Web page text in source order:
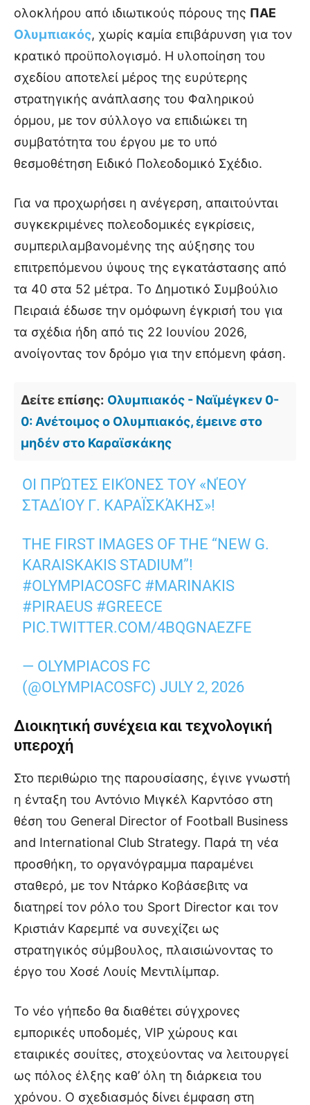
ολοκλήρου από ιδιωτικούς πόρους της ΠΑΕ
Ολυμπιακός, χωρίς καμία επιβάρυνση για τον
κρατικό προϋπολογισμό. Η υλοποίηση του
σχεδίου αποτελεί μέρος της ευρύτερης
στρατηγικής ανάπλασης του Φαληρικού
όρμου, με τον σύλλογο να επιδιώκει τη
συμβατότητα του έργου με το υπό
θεσμοθέτηση Ειδικό Πολεοδομικό Σχέδιο.
Για να προχωρήσει η ανέγερση, απαιτούνται
συγκεκριμένες πολεοδομικές εγκρίσεις,
συμπεριλαμβανομένης της αύξησης του
επιτρεπόμενου ύψους της εγκατάστασης από
τα 40 στα 52 μέτρα. Το Δημοτικό Συμβούλιο
Πειραιά έδωσε την ομόφωνη έγκρισή του για
τα σχέδια ήδη από τις 22 Ιουνίου 2026,
ανοίγοντας τον δρόμο για την επόμενη φάση.
Δείτε επίσης: Ολυμπιακός - Ναϊμέγκεν 0-
0: Ανέτοιμος ο Ολυμπιακός, έμεινε στο
μηδέν στο Καραϊσκάκης
ΟΙ ΠΡΏΤΕΣ ΕΙΚΌΝΕΣ ΤΟΥ «ΝΈΟΥ
ΣΤΑΔΊΟΥ Γ. ΚΑΡΑΪΣΚΆΚΗΣ»!
THE FIRST IMAGES OF THE “NEW G.
KARAISKAKIS STADIUM”!
#OLYMPIACOSFC #MARINAKIS
#PIRAEUS #GREECE
PIC.TWITTER.COM/4BQGNAEZFE
— OLYMPIACOS FC
(@OLYMPIACOSFC)JULY 2, 2026
Διοικητική συνέχεια και τεχνολογική
υπεροχή
Στο περιθώριο της παρουσίασης, έγινε γνωστή
η ένταξη του Αντόνιο Μιγκέλ Καρντόσο στη
θέση του General Director of Football Business
and International Club Strategy. Παρά τη νέα
προσθήκη, το οργανόγραμμα παραμένει
σταθερό, με τον Ντάρκο Κοβάσεβιτς να
διατηρεί τον ρόλο του Sport Director και τον
Κριστιάν Καρεμπέ να συνεχίζει ως
στρατηγικός σύμβουλος, πλαισιώνοντας το
έργο του Χοσέ Λουίς Μεντιλίμπαρ.
Το νέο γήπεδο θα διαθέτει σύγχρονες
εμπορικές υποδομές, VIP χώρους και
εταιρικές σουίτες, στοχεύοντας να λειτουργεί
ως πόλος έλξης καθ’ όλη τη διάρκεια του
χρόνου. Ο σχεδιασμός δίνει έμφαση στη